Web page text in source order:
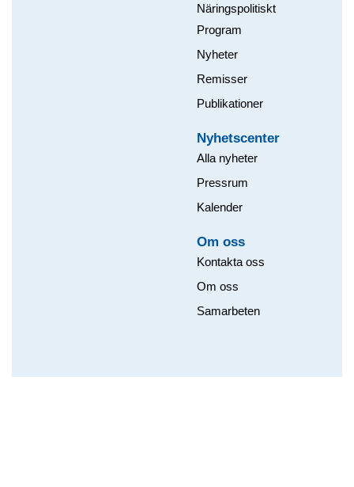
Näringspolitiskt
Program
Nyheter
Remisser
Publikationer
Nyhetscenter
Alla nyheter
Pressrum
Kalender
Om oss​
Kontakta oss
Om oss
Samarbeten